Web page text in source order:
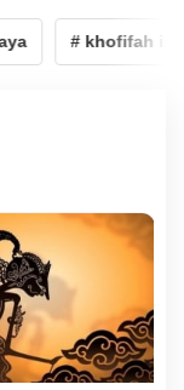
# khofifah indar